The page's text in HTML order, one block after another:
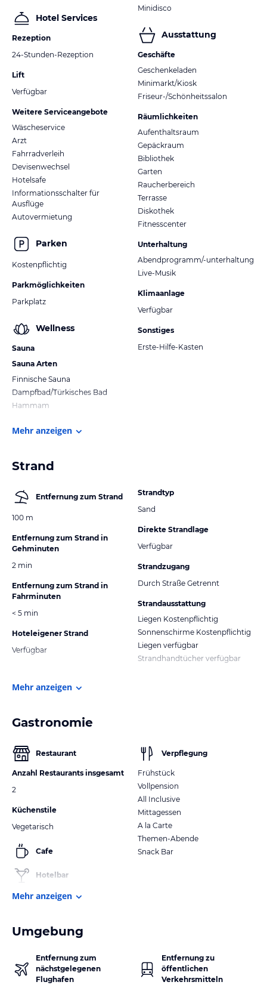
Hotel Services
Rezeption
24-Stunden-Rezeption
Lift
Verfügbar
Weitere Serviceangebote
Wäscheservice
Arzt
Fahrradverleih
Devisenwechsel
Hotelsafe
Informationsschalter für
Ausflüge
Autovermietung
Parken
Kostenpflichtig
Parkmöglichkeiten
Parkplatz
Wellness
Sauna
Sauna Arten
Finnische Sauna
Dampfbad/Türkisches Bad
Hammam
Minidisco
Ausstattung
Geschäfte
Geschenkeladen
Minimarkt/Kiosk
Friseur-/Schönheitssalon
Räumlichkeiten
Aufenthaltsraum
Gepäckraum
Bibliothek
Garten
Raucherbereich
Terrasse
Diskothek
Fitnesscenter
Unterhaltung
Abendprogramm/-unterhaltung
Live-Musik
Klimaanlage
Verfügbar
Sonstiges
Erste-Hilfe-Kasten
Mehr anzeigen
Strand
Entfernung zum Strand
100 m
Entfernung zum Strand in
Gehminuten
2 min
Entfernung zum Strand in
Fahrminuten
< 5 min
Hoteleigener Strand
Verfügbar
Strandtyp
Sand
Direkte Strandlage
Verfügbar
Strandzugang
Durch Straße Getrennt
Strandausstattung
Liegen Kostenpflichtig
Sonnenschirme Kostenpflichtig
Liegen verfügbar
Strandhandtücher verfügbar
Mehr anzeigen
Gastronomie
Restaurant
Anzahl Restaurants insgesamt
2
Küchenstile
Vegetarisch
Cafe
Hotelbar
Verpflegung
Frühstück
Vollpension
All Inclusive
Mittagessen
A la Carte
Themen-Abende
Snack Bar
Mehr anzeigen
Umgebung
Entfernung zum
nächstgelegenen
Flughafen
Entfernung zu
öffentlichen
Verkehrsmitteln